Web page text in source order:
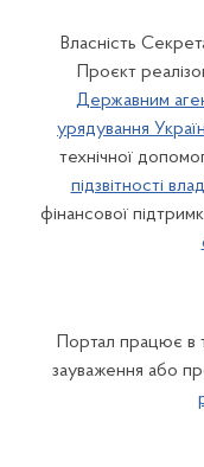
Власність
Проєкт
Державним
урядування
технічної
підзвітності
фінансової
Портал працює
зауваження або